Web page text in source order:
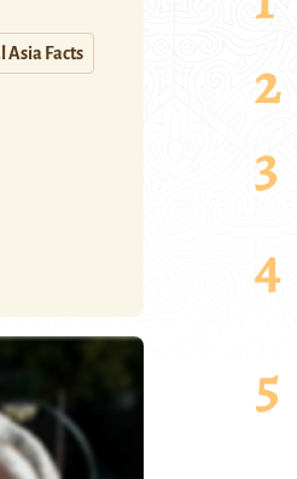
Asia Facts